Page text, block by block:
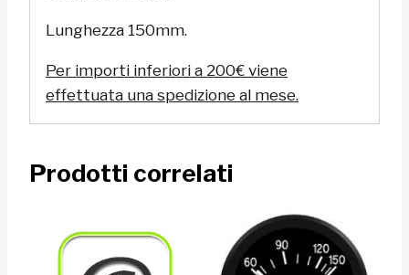
Lunghezza 150mm.
Per importi inferiori a 200€ viene
effettuata una spedizione al mese.
Prodotti correlati